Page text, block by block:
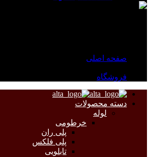
صفحه اصلی
فروشگاه
دسته محصولات
لوله
خرطومی
پلی ران
پلی فلکس
تابلویی